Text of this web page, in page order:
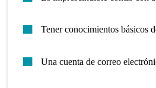
Tener conocimientos básicos
Una cuenta de correo